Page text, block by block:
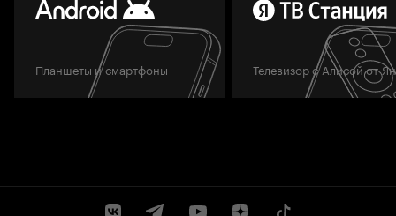
Планшеты и смартфоны Телевизор с Алисой от